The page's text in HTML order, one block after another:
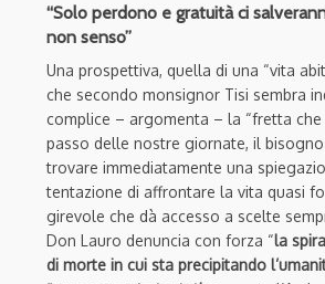
“Solo perdono e gratuità ci
non senso”
Una prospettiva, quella di una “vita
che secondo monsignor Tisi sembra
complice – argomenta – la “fretta che
passo delle nostre giornate, il
trovare immediatamente una
tentazione di affrontare la vita quasi
girevole che dà accesso a scelte
Don Lauro denuncia con forza “la
di morte in cui sta precipitando